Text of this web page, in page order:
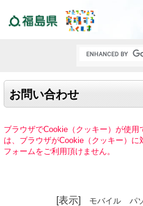
お問い合わせ
ブラウザでCookie（クッキー）が使
は、ブラウザがCookie（クッキー）
フォームをご利用頂けません。
[表示] モバイル パ